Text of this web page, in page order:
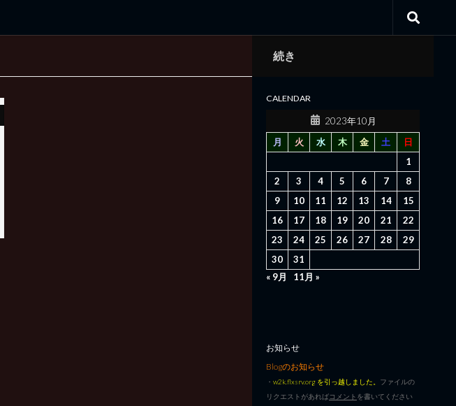
続き
CALENDAR
2023年10月
月
火 水 木 金 土
日
1
2
3 4 5 6 7
8
9
10 11 12 13 14
15
16
17 18 19 20 21
22
23
24 25 26 27 28
29
30
31
« 9月
11月 »
お知らせ
Blogのお知らせ
・ w2k.flxsrv.org を引っ越しました。 ファイルの
リクエストがあればコメント を書いてください